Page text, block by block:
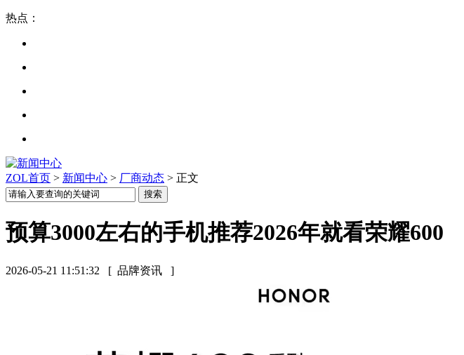
热点：
ZOL首页 > 新闻中心 > 厂商动态 > 正文
预算3000左右的手机推荐2026年就看荣耀600
2026-05-21 11:51:32 [ 品牌资讯 ]